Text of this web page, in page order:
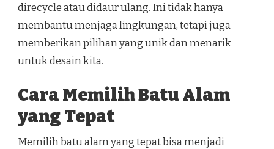
direcycle atau didaur ulang. Ini tidak hanya
membantu menjaga lingkungan, tetapi juga
memberikan pilihan yang unik dan menarik
untuk desain kita.
Cara Memilih Batu Alam
yang Tepat
Memilih batu alam yang tepat bisa menjadi